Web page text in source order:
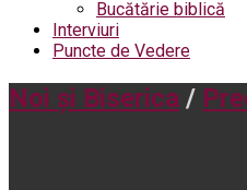
Bucătărie biblică
Interviuri
Puncte de Vedere
Noi și Biserica /